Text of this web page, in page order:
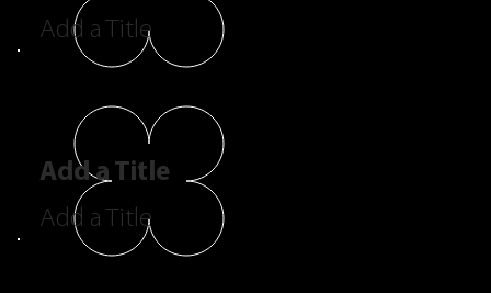
Add a Title
Add a Title
Add a Title